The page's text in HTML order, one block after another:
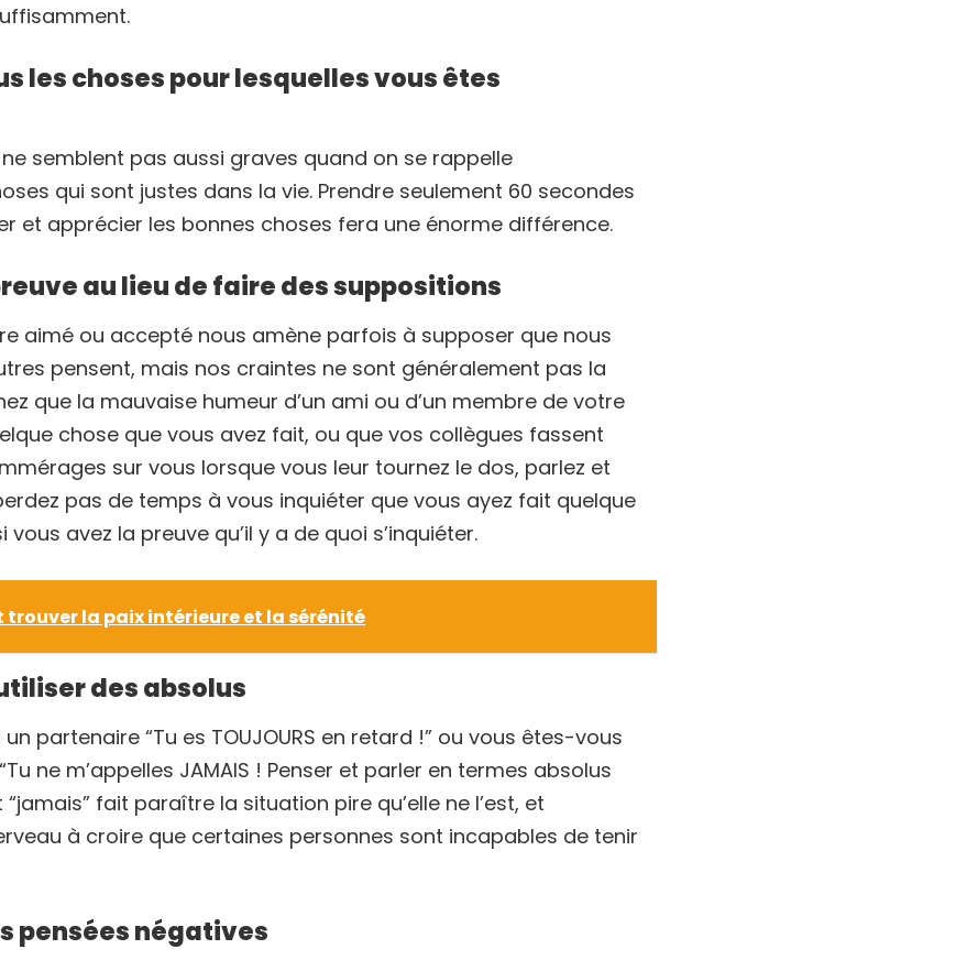
les choses pour lesquelles vous êtes
semblent pas aussi graves quand on se rappelle
qui sont justes dans la vie. Prendre seulement 60 secondes
et apprécier les bonnes choses fera une énorme différence.
au lieu de faire des suppositions
aimé ou accepté nous amène parfois à supposer que nous
pensent, mais nos craintes ne sont généralement pas la
que la mauvaise humeur d’un ami ou d’un membre de votre
chose que vous avez fait, ou que vos collègues fassent
sur vous lorsque vous leur tournez le dos, parlez et
pas de temps à vous inquiéter que vous ayez fait quelque
avez la preuve qu’il y a de quoi s’inquiéter.
trouver la paix intérieure et la sérénité
des absolus
partenaire “Tu es TOUJOURS en retard !” ou vous êtes-vous
ne m’appelles JAMAIS ! Penser et parler en termes absolus
fait paraître la situation pire qu’elle ne l’est, et
à croire que certaines personnes sont incapables de tenir
pensées négatives